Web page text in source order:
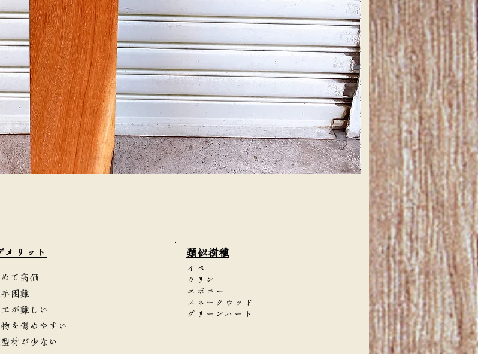
天然檜 一枚板 カウンター
価格
￥4,000
メリット
て高価
手困難
が難しい
を傷めやすい
材が少ない
類似樹種
イペ
ウリン
エボニー
スネークウッド
グリーンハート